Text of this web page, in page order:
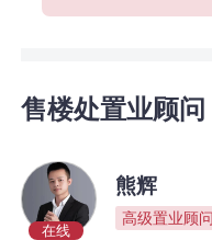
售楼处置业顾问
在线
熊辉
高级置业顾问